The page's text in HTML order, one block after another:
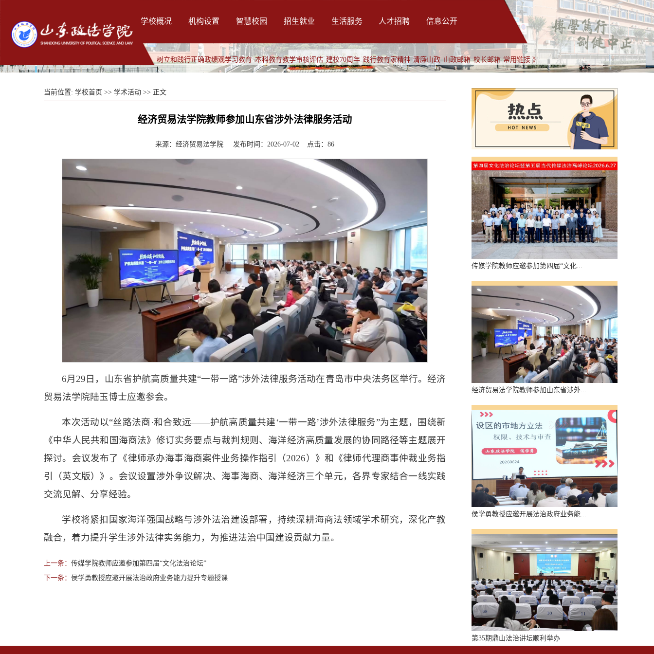
学校概况 机构设置 智慧校园 招生就业 生活服务 人才招聘 信息公开
树立和践行正确政绩观学习教育 本科教育教学审核评估 建校70周年 践行教育家精神 清廉山政 山政邮箱 校长邮箱 常用链接 》
当前位置: 学校首页 >> 学术活动 >> 正文
经济贸易法学院教师参加山东省涉外法律服务活动
来源：经济贸易法学院 发布时间：2026-07-02 点击： 86
6月29日， 山东省护航高质量共建“一带一路”涉外法律服务活动在青岛市中央法务区举行。经济
贸易法学院陆玉博士应邀参会。
本次活动以“丝路法商·和合致远——护航高质量共建‘一带一路’涉外法律服务”为主题，围绕新
《中华人民共和国海商法》修订实务要点与裁判规则、海洋经济高质量发展的协同路径等主题展开
探讨。会议发布了《律师承办海事海商案件业务操作指引（2026）》和《律师代理商事仲裁业务指
引（英文版）》。会议设置涉外争议解决、海事海商、海洋经济三个单元，各界专家结合一线实践
交流见解、分享经验。
学校将紧扣国家海洋强国战略与涉外法治建设部署，持续深耕海商法领域学术研究，深化产教
融合，着力提升学生涉外法律实务能力，为推进法治中国建设贡献力量。
上一条： 传媒学院教师应邀参加第四届“文化法治论坛”
下一条： 侯学勇教授应邀开展法治政府业务能力提升专题授课
传媒学院教师应邀参加第四届“文化...
经济贸易法学院教师参加山东省涉外...
侯学勇教授应邀开展法治政府业务能...
第35期鼎山法治讲坛顺利举办